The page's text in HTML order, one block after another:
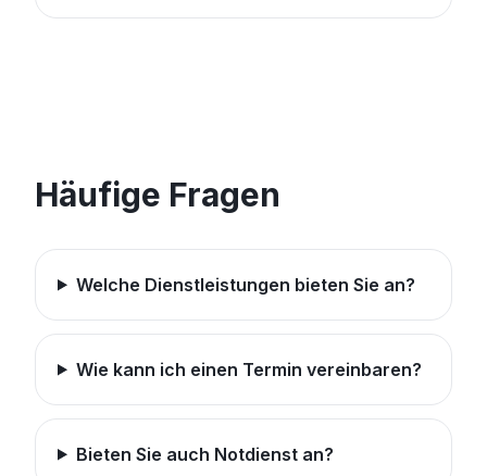
Häufige Fragen
Welche Dienstleistungen bieten Sie an?
Wie kann ich einen Termin vereinbaren?
Bieten Sie auch Notdienst an?